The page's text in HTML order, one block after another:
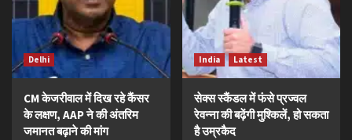
Delhi
CM केजरीवाल में दिख रहे कैंसर
के लक्षण, AAP ने की अंतरिम
जमानत बढ़ाने की मांग
India Latest
सेक्स स्कैंडल में फंसे प्रज्वल
रेवन्ना की बढ़ेंगी मुश्किलें, हो सकता
है उम्रकैद